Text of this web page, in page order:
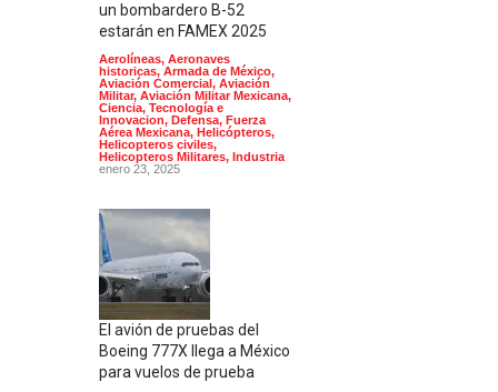
un bombardero B-52
estarán en FAMEX 2025
Aerolíneas, Aeronaves
historicas, Armada de México,
Aviación Comercial , Aviación
Militar, Aviación Militar Mexicana,
Ciencia, Tecnología e
Innovacion, Defensa, Fuerza
Aérea Mexicana, Helicópteros,
Helicopteros civiles,
Helicopteros Militares, Industria
enero 23, 2025
El avión de pruebas del
Boeing 777X llega a México
para vuelos de prueba